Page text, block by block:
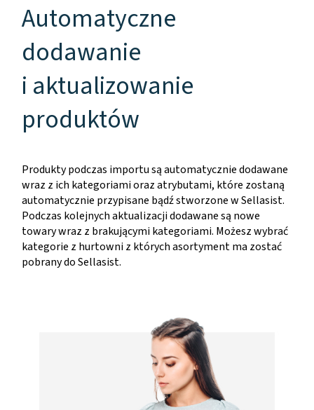
Automatyczne
dodawanie
i aktualizowanie
produktów
Produkty podczas importu są automatycznie dodawane
wraz z ich kategoriami oraz atrybutami, które zostaną
automatycznie przypisane bądź stworzone w Sellasist.
Podczas kolejnych aktualizacji dodawane są nowe
towary wraz z brakującymi kategoriami. Możesz wybrać
kategorie z hurtowni z których asortyment ma zostać
pobrany do Sellasist.